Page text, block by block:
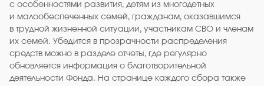
с особенностями развития, детям из многодетных
и малообеспеченных семей, гражданам, оказавшимся
в трудной жизненной ситуации, участникам СВО и членам
их семей. Убедится в прозрачности распределения
средств можно в разделе отчеты, где регулярно
обновляется информация о благотворительной
деятельности Фонда. На странице каждого сбора также